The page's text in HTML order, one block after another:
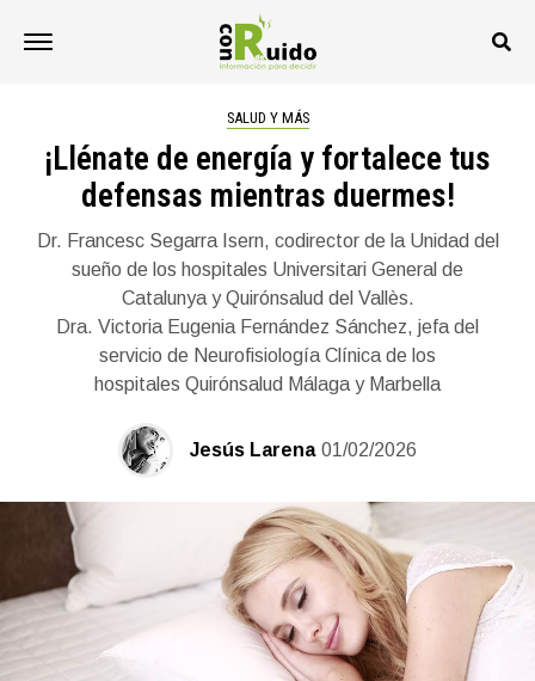
SALUD Y MÁS
¡Llénate de energía y fortalece tus
defensas mientras duermes!
Dr. Francesc Segarra Isern, codirector de la Unidad del
sueño de los hospitales Universitari General de
Catalunya y Quirónsalud del Vallès.
Dra. Victoria Eugenia Fernández Sánchez, jefa del
servicio de Neurofisiología Clínica de los
hospitales Quirónsalud Málaga y Marbella
Jesús Larena 01/02/2026